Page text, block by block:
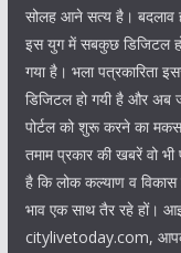
सोलह आने सत्य है। बदलाव
इस युग में सबकुछ डिजिटल
गया है। भला पत्रकारिता
डिजिटल हो गयी है और अब
पोर्टल को शुरू करने का
तमाम प्रकार की खबरें वो भी
है कि लोक कल्याण व
भाव एक साथ तैर रहे हों।
citylivetoday.com,